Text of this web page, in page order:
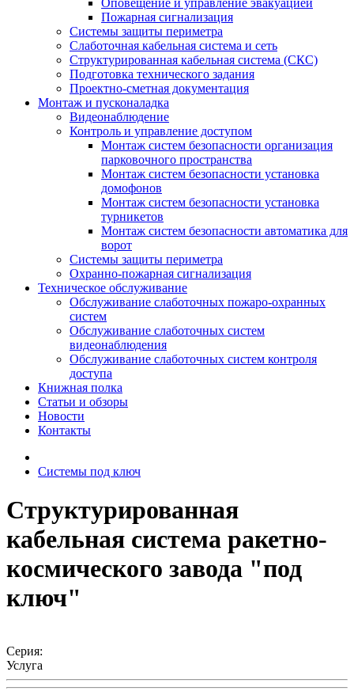
Оповещение и управление эвакуацией
Пожарная сигнализация
Системы защиты периметра
Слаботочная кабельная система и сеть
Структурированная кабельная система (СКС)
Подготовка технического задания
Проектно-сметная документация
Монтаж и пусконаладка
Видеонаблюдение
Контроль и управление доступом
Монтаж систем безопасности организация
парковочного пространства
Монтаж систем безопасности установка
домофонов
Монтаж систем безопасности установка
турникетов
Монтаж систем безопасности автоматика для
ворот
Системы защиты периметра
Охранно-пожарная сигнализация
Техническое обслуживание
Обслуживание слаботочных пожаро-охранных
систем
Обслуживание слаботочных систем
видеонаблюдения
Обслуживание слаботочных систем контроля
доступа
Книжная полка
Статьи и обзоры
Новости
Контакты
Системы под ключ
Структурированная
кабельная система ракетно-
космического завода "под
ключ"
Серия:
Услуга